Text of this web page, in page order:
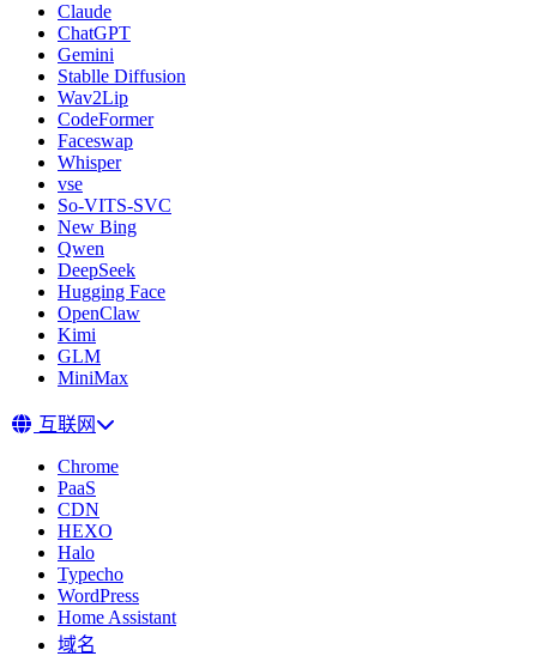
Claude
ChatGPT
Gemini
Stablle Diffusion
Wav2Lip
CodeFormer
Faceswap
Whisper
vse
So-VITS-SVC
New Bing
Qwen
DeepSeek
Hugging Face
OpenClaw
Kimi
GLM
MiniMax
互联网
Chrome
PaaS
CDN
HEXO
Halo
Typecho
WordPress
Home Assistant
域名